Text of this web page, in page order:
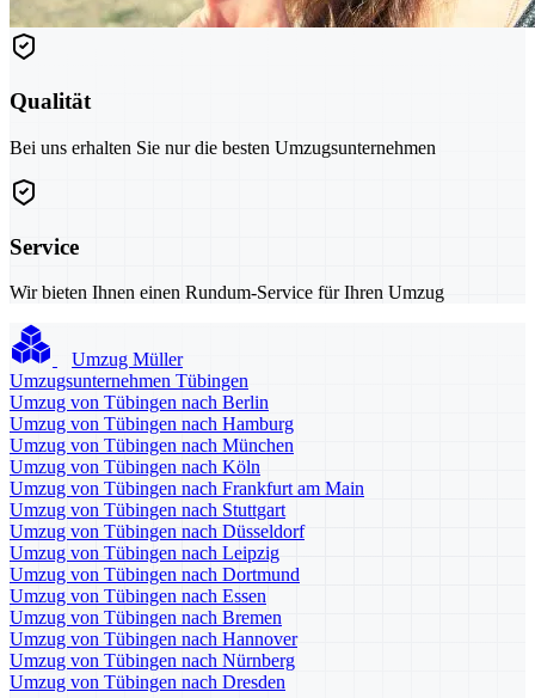
Qualität
Bei uns erhalten Sie nur die besten Umzugsunternehmen
Service
Wir bieten Ihnen einen Rundum-Service für Ihren Umzug
Umzug Müller
Umzugsunternehmen Tübingen
Umzug von Tübingen nach Berlin
Umzug von Tübingen nach Hamburg
Umzug von Tübingen nach München
Umzug von Tübingen nach Köln
Umzug von Tübingen nach Frankfurt am Main
Umzug von Tübingen nach Stuttgart
Umzug von Tübingen nach Düsseldorf
Umzug von Tübingen nach Leipzig
Umzug von Tübingen nach Dortmund
Umzug von Tübingen nach Essen
Umzug von Tübingen nach Bremen
Umzug von Tübingen nach Hannover
Umzug von Tübingen nach Nürnberg
Umzug von Tübingen nach Dresden